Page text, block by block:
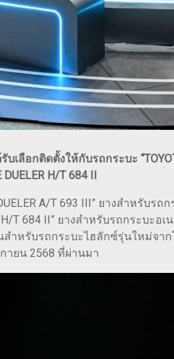
เลือกติดตั้งให้กับรถกระบะ
DUELER H/T 684 II
A/T 693 III” ยางสำหรั
H/T 684 II” ยางสำหรับรถกระบ
บรถกระบะไฮลักซ์รุ่นใหม่จากโตโ
ายน 2568 ที่ผ่านมา